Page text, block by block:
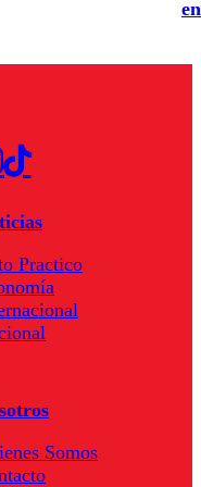
Practico
Somos